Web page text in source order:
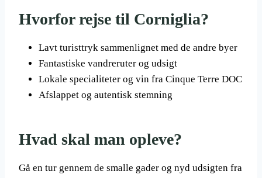
Hvorfor rejse til Corniglia?
Lavt turisttryk sammenlignet med de andre byer
Fantastiske vandreruter og udsigt
Lokale specialiteter og vin fra Cinque Terre DOC
Afslappet og autentisk stemning
Hvad skal man opleve?
Gå en tur gennem de smalle gader og nyd udsigten fra